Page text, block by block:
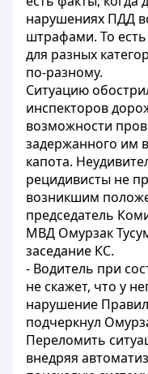
нарушениях ПДД
штрафами. То
для разных
по-разному.
Ситуацию
инспекторов
возможности
задержанного им
капота.
рецидивисты не
возникшим
председатель
МВД Омурзак
заседание КС.
- Водитель при
не скажет, что у
нарушение
подчеркнул
Переломить
внедряя